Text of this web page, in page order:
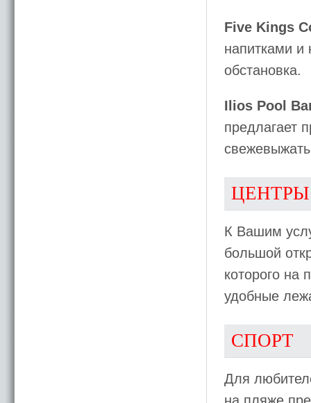
Five Kings
напитками и
обстановка.
Ilios Pool
предлагает
К Вашим
большой
которого на
удобные
СПОРТ
Для